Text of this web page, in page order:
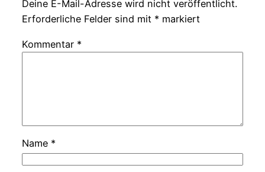
Deine E-Mail-Adresse wird nicht veröffentlicht.
Erforderliche Felder sind mit * markiert
Kommentar *
Name *